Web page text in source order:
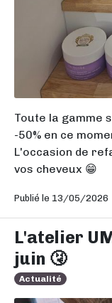
Toute la gamme
-50% en ce
L'occasion de
vos cheveux 😁
Publié le 13/05/2026
L'atelier
juin 🤧
Actualité